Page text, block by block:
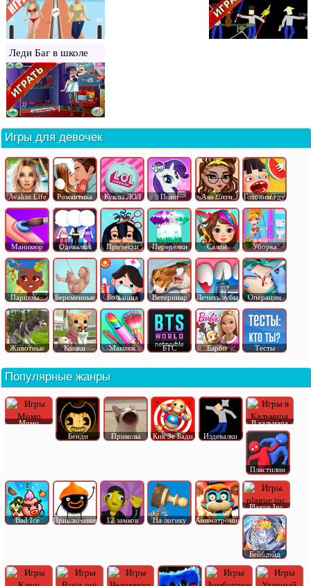
Леди Баг в школе
Игры для девочек
Avakin Life Романтика Куклы ЛОЛ Пони Ава Сити Готовим еду
Маникюр Одевалки Прически Переделки Салон Уборка
Парикма.. Беременные Больница Ветеринар Лечить зубы Операции
Животные Кошки Макияж БТС Барби Тесты
Популярные жанры
Момо
Бенди
Приколы Кик Зе Бади Издевалки
В кальмара
Пластилин
Bad Ice Приключения 12 замков На логику Аниматроник
Plague Inc
Бейблэйд